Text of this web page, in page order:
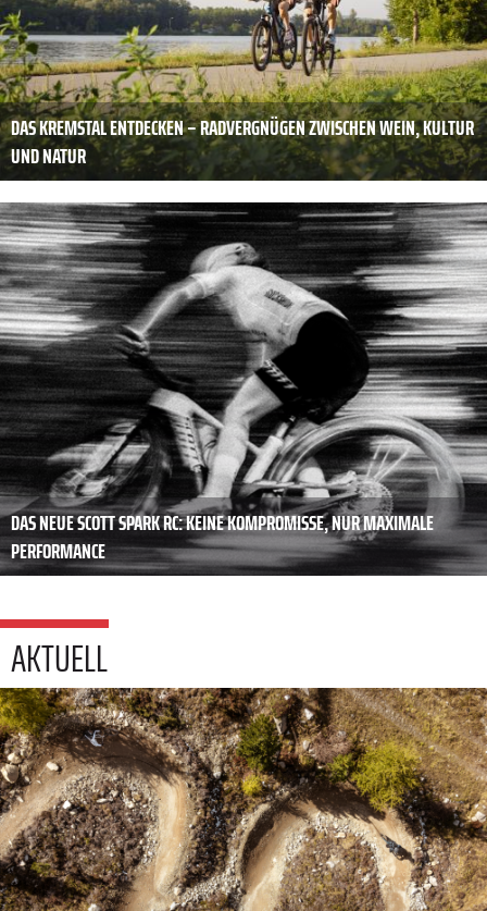
DAS KREMSTAL ENTDECKEN – RADVERGNÜGEN ZWISCHEN WEIN, KULTUR
UND NATUR
DAS NEUE SCOTT SPARK RC: KEINE KOMPROMISSE, NUR MAXIMALE
PERFORMANCE
AKTUELL